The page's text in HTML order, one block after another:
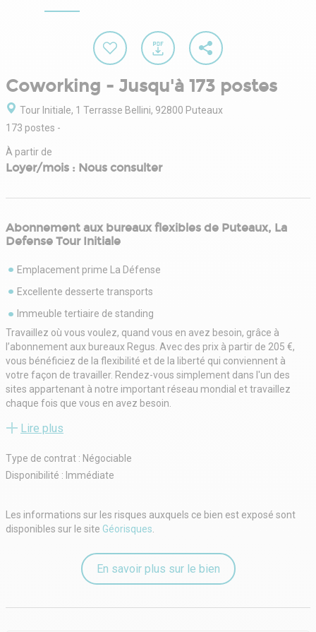
Coworking - Jusqu'à 173 postes
Tour Initiale, 1 Terrasse Bellini, 92800 Puteaux
173 postes -
À partir de
Loyer/mois : Nous consulter
Abonnement aux bureaux flexibles de Puteaux, La
Defense Tour Initiale
Emplacement prime La Défense
Excellente desserte transports
Immeuble tertiaire de standing
Travaillez où vous voulez, quand vous en avez besoin, grâce à
l’abonnement aux bureaux Regus. Avec des prix à partir de 205 €,
vous bénéficiez de la flexibilité et de la liberté qui conviennent à
votre façon de travailler. Rendez-vous simplement dans l'un des
sites appartenant à notre important réseau mondial et travaillez
chaque fois que vous en avez besoin.
travail de premier plan dans l'un des quartiers d'affaires les plus
offre une connectivité inégalée, à seulement 1 minute à pied (100
m) de l'arrêt de bus Pont de Neuilly - Rive Gauche et à 2 minutes à
facile pour les voyages internationaux. Cette adresse prestigieuse
offre une variété de solutions d'espace de travail sur mesure,
Que vous soyez à la recherche d'un espace de bureau ou d'un
environnement collaboratif, La Défense Tour Initiale a ce qu'il vous
Lire plus
Type de contrat : Négociable
Disponibilité : Immédiate
Les informations sur les risques auxquels ce bien est exposé sont
disponibles sur le site Géorisques
En savoir plus sur le bien